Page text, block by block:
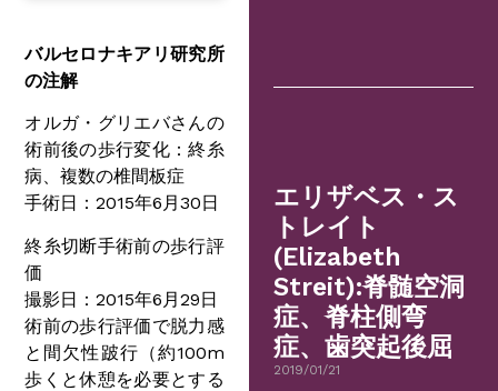
バルセロナキアリ研究所
の注解
オルガ・グリエバさんの
術前後の歩行変化：終糸
病、複数の椎間板症
手術日：2015年6月30日
終糸切断手術前の歩行評
価
撮影日：2015年6月29日
術前の歩行評価で脱力感
と間欠性跛行（約100m
歩くと休憩を必要とする
エリザベス・ス
トレイト
(Elizabeth
Streit):脊髄空洞
症、脊柱側弯
症、歯突起後屈
2019/01/21